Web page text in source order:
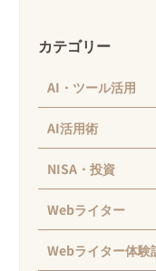
カテゴリー
AI・ツール活用
AI活用術
NISA・投資
Webライター
Webライター体験